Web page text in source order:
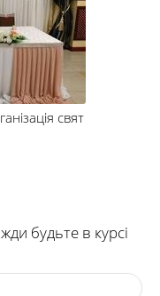
свят
будьте в курсі